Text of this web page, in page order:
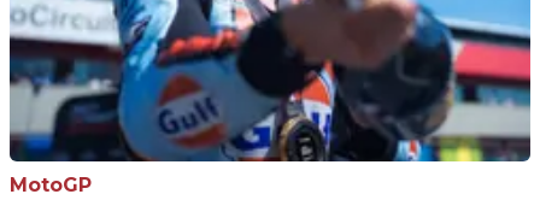
MotoGP